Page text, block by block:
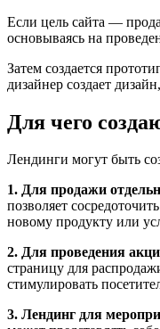
Если цель сайта —
основываясь на
Затем создается
дизайнер создает
Для чего
Лендинги могут быть
1. Для продажи
позволяет
новому продукту или
2. Для проведения
страницу для
стимулировать
3. Лендинг для